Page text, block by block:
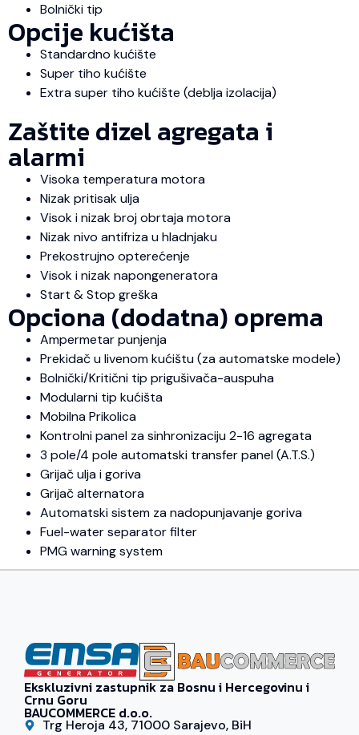
Bolnički tip
Opcije kućišta
Standardno kućište
Super tiho kućište
Extra super tiho kućište (deblja izolacija)
Zaštite dizel agregata i
alarmi
Visoka temperatura motora
Nizak pritisak ulja
Visok i nizak broj obrtaja motora
Nizak nivo antifriza u hladnjaku
Prekostrujno opterećenje
Visok i nizak napongeneratora
Start & Stop greška
Opciona (dodatna) oprema
Ampermetar punjenja
Prekidač u livenom kućištu (za automatske modele)
Bolnički/Kritični tip prigušivača-auspuha
Modularni tip kućišta
Mobilna Prikolica
Kontrolni panel za sinhronizaciju 2-16 agregata
3 pole/4 pole automatski transfer panel (A.T.S.)
Grijač ulja i goriva
Grijač alternatora
Automatski sistem za nadopunjavanje goriva
Fuel-water separator filter
PMG warning system
Ekskluzivni zastupnik za Bosnu i Hercegovinu i
Crnu Goru
BAUCOMMERCE d.o.o.
Trg Heroja 43, 71000 Sarajevo, BiH